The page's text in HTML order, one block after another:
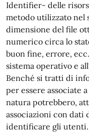
Identifier- delle
metodo utilizzato nel
dimensione del file
numerico circa lo
buon fine, errore,
sistema operativo e
Benché si tratti di
per essere associate
natura potrebbero,
associazioni con
identificare gli